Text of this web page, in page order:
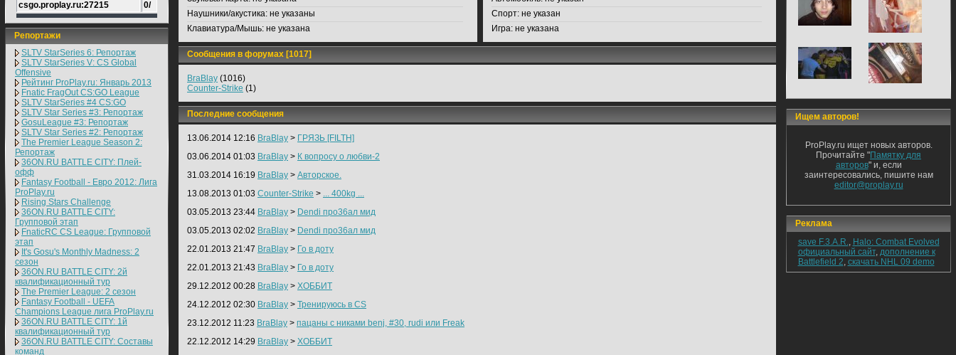
csgo.proplay.ru:27215 0/
Репортажи
SLTV StarSeries 6: Репортаж
SLTV StarSeries V: CS Global
Offensive
Рейтинг ProPlay.ru: Январь 2013
Fnatic FragOut CS:GO League
SLTV StarSeries #4 CS:GO
SLTV Star Series #3: Репортаж
GosuLeague #3: Репортаж
SLTV Star Series #2: Репортаж
The Premier League Season 2:
Репортаж
36ON.RU BATTLE CITY: Плей-
офф
Fantasy Football - Евро 2012: Лига
ProPlay.ru
Rising Stars Challenge
36ON.RU BATTLE CITY:
Групповой этап
FnaticRC CS League: Групповой
этап
It's Gosu's Monthly Madness: 2
сезон
36ON.RU BATTLE CITY: 2й
квалификационный тур
The Premier League: 2 cезон
Fantasy Football - UEFA
Champions League лига ProPlay.ru
36ON.RU BATTLE CITY: 1й
квалификационный тур
36ON.RU BATTLE CITY: Составы
команд
Наушники/акустика: не указаны
Клавиатура/Мышь: не указана
Спорт: не указан
Игра: не указана
Сообщения в форумах [1017]
BraBlay (1016)
Counter-Strike (1)
Последние сообщения
13.06.2014 12:16 BraBlay > ГРЯЗЬ [FILTH]
03.06.2014 01:03 BraBlay > К вопросу о любви-2
31.03.2014 16:19 BraBlay > Авторское.
13.08.2013 01:03 Counter-Strike > ... 400kg ...
03.05.2013 23:44 BraBlay > Dendi про36ал мид
03.05.2013 02:02 BraBlay > Dendi про36ал мид
22.01.2013 21:47 BraBlay > Го в доту
22.01.2013 21:43 BraBlay > Го в доту
29.12.2012 00:28 BraBlay > ХОББИТ
24.12.2012 02:30 BraBlay > Тренируюсь в СS
23.12.2012 11:23 BraBlay > пацаны с никами benj, #30, rudi или Freak
22.12.2012 14:29 BraBlay > ХОББИТ
Ищем авторов!
ProPlay.ru ищет новых авторов.
Прочитайте "Памятку для
авторов" и, если
заинтересовались, пишите нам
editor@proplay.ru
Реклама
save F.3.A.R., Halo: Combat Evolved
официальный сайт, дополнение к
Battlefield 2, скачать NHL 09 demo